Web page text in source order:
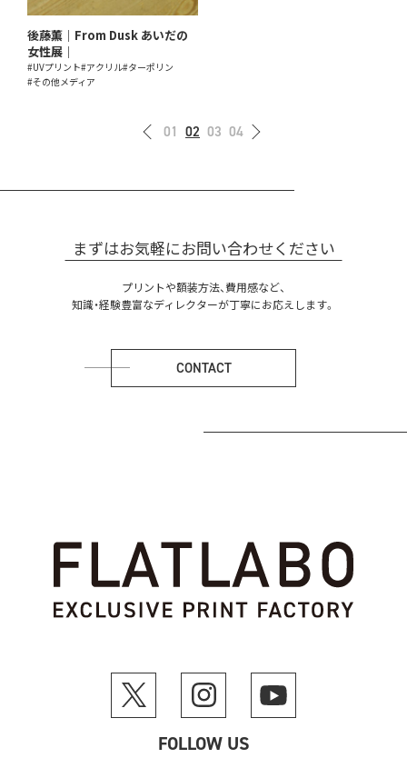
後藤薫｜From Dusk あいだの
女性展｜
#UVプリント#アクリル#ターポリン
#その他メディア
01 02 03 04
まずはお気軽にお問い合わせください
プリントや額装方法、費用感など、
知識・経験豊富なディレクターが丁寧にお応えします。
CONTACT
FOLLOW US